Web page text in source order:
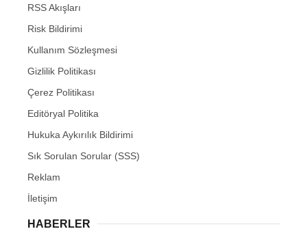
RSS Akışları
Risk Bildirimi
Kullanım Sözleşmesi
Gizlilik Politikası
Çerez Politikası
Editöryal Politika
Hukuka Aykırılık Bildirimi
Sık Sorulan Sorular (SSS)
Reklam
İletişim
HABERLER